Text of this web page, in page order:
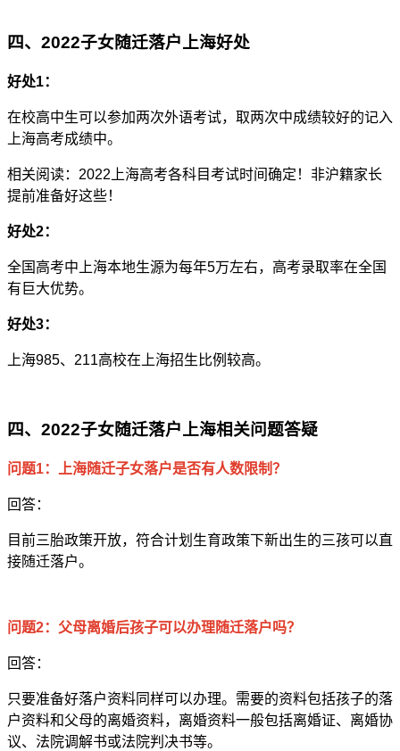
四、2022子女随迁落户上海好处
好处1：
在校高中生可以参加两次外语考试，取两次中成绩较好的记入
上海高考成绩中。
相关阅读：2022上海高考各科目考试时间确定！非沪籍家长
提前准备好这些！
好处2：
全国高考中上海本地生源为每年5万左右，高考录取率在全国
有巨大优势。
好处3：
上海985、211高校在上海招生比例较高。
四、2022子女随迁落户上海相关问题答疑
问题1：上海随迁子女落户是否有人数限制？
回答：
目前三胎政策开放，符合计划生育政策下新出生的三孩可以直
接随迁落户。
问题2：父母离婚后孩子可以办理随迁落户吗？
回答：
只要准备好落户资料同样可以办理。需要的资料包括孩子的落
户资料和父母的离婚资料，离婚资料一般包括离婚证、离婚协
议、法院调解书或法院判决书等。